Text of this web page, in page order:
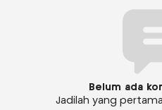
Belum ada
Jadilah yang